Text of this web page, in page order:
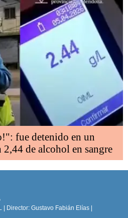
fue detenido en un
de alcohol en sangre
Director: Gustavo Fabián Elías |